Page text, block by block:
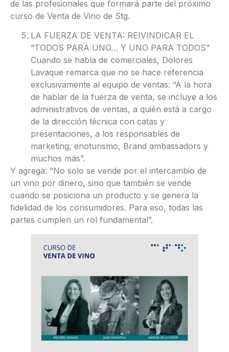
de las profesionales que formará parte del próximo
curso de Venta de Vino de Stg.
LA FUERZA DE VENTA: REIVINDICAR EL
“TODOS PARA UNO… Y UNO PARA TODOS”
Cuando se habla de comerciales, Dolores
Lavaque remarca que no se hace referencia
exclusivamente al equipo de ventas: “A la hora
de hablar de la fuerza de venta, se incluye a los
administrativos de ventas, a quién está a cargo
de la dirección técnica con catas y
presentaciones, a los responsables de
marketing, enoturismo, Brand ambassadors y
muchos más”.
Y agrega: “No solo se vende por el intercambio de
un vino por dinero, sino que también se vende
cuando se posiciona un producto y se genera la
fidelidad de los consumidores. Para eso, todas las
partes cumplen un rol fundamental”.